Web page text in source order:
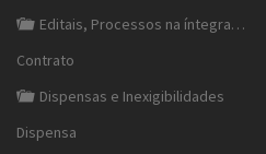
Editais, Processos na íntegra…
Contrato
Dispensas e Inexigibilidades
Dispensa